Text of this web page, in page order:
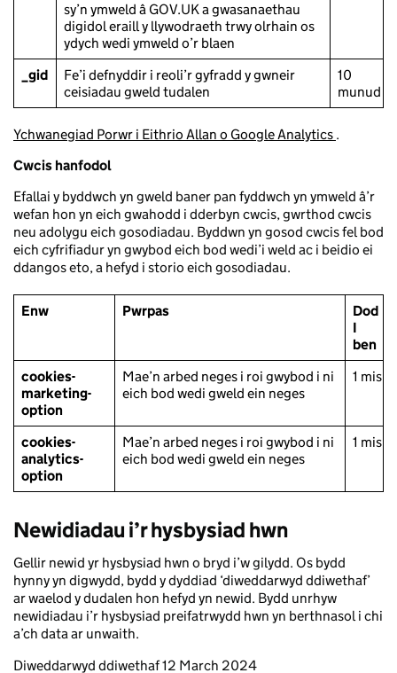
sy’n ymweld â GOV.UK a gwasanaethau
digidol eraill y llywodraeth trwy olrhain os
ydych wedi ymweld o’r blaen
_gid
Fe’i defnyddir i reoli’r gyfradd y gwneir
ceisiadau gweld tudalen
10
munud
Ychwanegiad Porwr i Eithrio Allan o Google Analytics .
Cwcis hanfodol
Efallai y byddwch yn gweld baner pan fyddwch yn ymweld â’r
wefan hon yn eich gwahodd i dderbyn cwcis, gwrthod cwcis
neu adolygu eich gosodiadau. Byddwn yn gosod cwcis fel bod
eich cyfrifiadur yn gwybod eich bod wedi’i weld ac i beidio ei
ddangos eto, a hefyd i storio eich gosodiadau.
Enw Pwrpas
Dod
I
ben
cookies-
marketing-
option
Mae’n arbed neges i roi gwybod i ni
eich bod wedi gweld ein neges
1 mis
cookies-
analytics-
option
Mae’n arbed neges i roi gwybod i ni
eich bod wedi gweld ein neges
1 mis
Newidiadau i’r hysbysiad hwn
Gellir newid yr hysbysiad hwn o bryd i’w gilydd. Os bydd
hynny yn digwydd, bydd y dyddiad ‘diweddarwyd ddiwethaf’
ar waelod y dudalen hon hefyd yn newid. Bydd unrhyw
newidiadau i’r hysbysiad preifatrwydd hwn yn berthnasol i chi
a’ch data ar unwaith.
Diweddarwyd ddiwethaf 12 March 2024